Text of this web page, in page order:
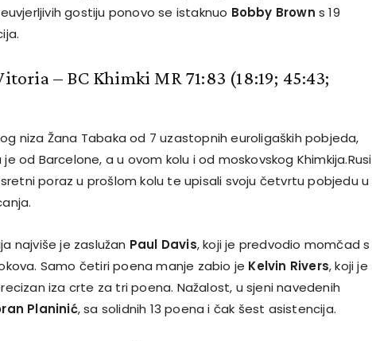
gostiju ponovo se istaknuo Bobby Brown s 19
– BC Khimki MR 71:83 (18:19; 45:43;
niza Žana Tabaka od 7 uzastopnih euroligaških pobjeda,
od Barcelone, a u ovom kolu i od moskovskog Khimkija.Rusi
poraz u prošlom kolu te upisali svoju četvrtu pobjedu u
najviše je zaslužan Paul Davis, koji je predvodio momčad s
Samo četiri poena manje zabio je Kelvin Rivers, koji je
iza crte za tri poena. Nažalost, u sjeni navedenih
Planinić, sa solidnih 13 poena i čak šest asistencija.